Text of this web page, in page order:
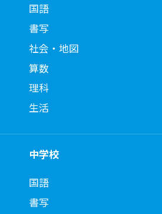
国語
書写
社会・地図
算数
理科
生活
中学校
国語
書写